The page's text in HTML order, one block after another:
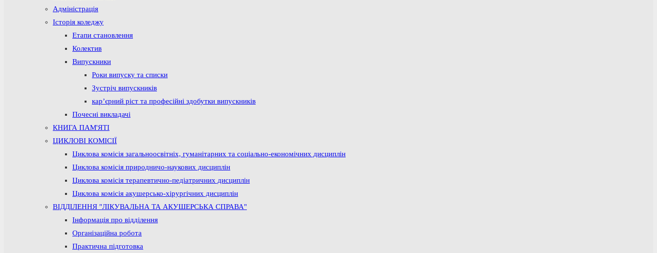
Адміністрація
Історія коледжу
Етапи становлення
Колектив
Випускники
Роки випуску та списки
Зустріч випускників
кар’єрний ріст та професійні здобутки випускників
Почесні викладачі
КНИГА ПАМ'ЯТІ
ЦИКЛОВІ КОМІСІЇ
Циклова комісія загальноосвітніх, гуманітарних та соціально-економічних дисциплін
Циклова комісія природничо-наукових дисциплін
Циклова комісія терапевтично-педіатричних дисциплін
Циклова комісія акушерсько-хірургічних дисциплін
ВІДДІЛЕННЯ "ЛІКУВАЛЬНА ТА АКУШЕРСЬКА СПРАВА"
Інформація про відділення
Організаційна робота
Практична підготовка